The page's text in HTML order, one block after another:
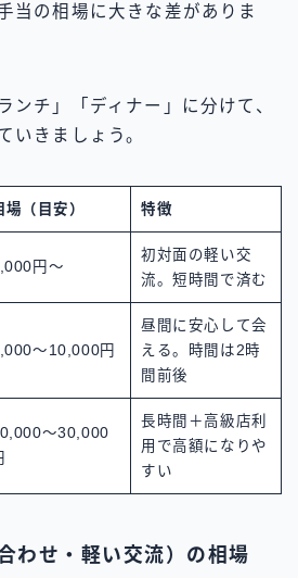
当の相場に大きな差がありま
ンチ」「ディナー」に分けて、
いきましょう。
場（目安） 特徴
円〜
初対面の軽い交
流。短時間で済む
〜10,000円
昼間に安心して会
える。時間は2時
間前後
〜30,000
長時間＋高級店利
用で高額になりや
すい
わせ・軽い交流）の相場